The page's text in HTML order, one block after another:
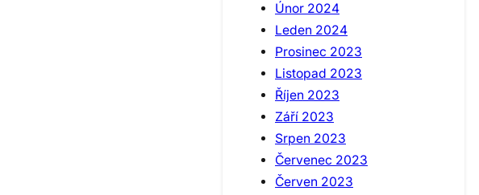
Únor 2024
Leden 2024
Prosinec 2023
Listopad 2023
Říjen 2023
Září 2023
Srpen 2023
Červenec 2023
Červen 2023